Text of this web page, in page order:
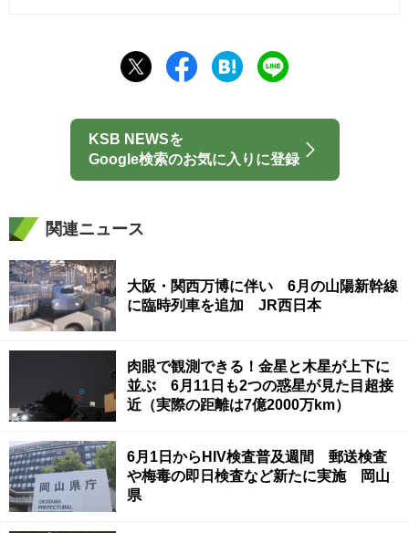
KSB NEWSを
Google検索のお気に入りに登録
関連ニュース
大阪・関西万博に伴い 6月の山陽新幹線
に臨時列車を追加 JR西日本
肉眼で観測できる！金星と木星が上下に
並ぶ 6月11日も2つの惑星が見た目超接
近（実際の距離は7億2000万km）
6月1日からHIV検査普及週間 郵送検査
や梅毒の即日検査など新たに実施 岡山
県